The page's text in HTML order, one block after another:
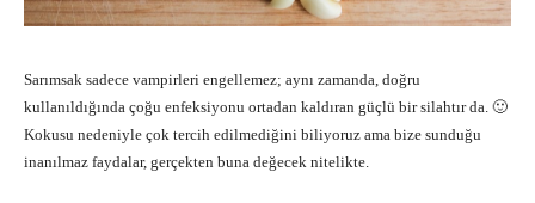
Sarımsak sadece vampirleri engellemez; aynı zamanda, doğru
kullanıldığında çoğu enfeksiyonu ortadan kaldıran güçlü bir silahtır da. 🙂
Kokusu nedeniyle çok tercih edilmediğini biliyoruz ama bize sunduğu
inanılmaz faydalar, gerçekten buna değecek nitelikte.